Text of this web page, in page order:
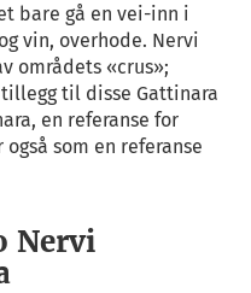
bare gå en vei-inn i
vin, overhode. Nervi
områdets «crus»;
tillegg til disse Gattinara
en referanse for
som en referanse
Nervi